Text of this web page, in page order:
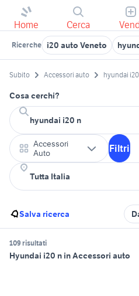
Home Cerca
Ricerche i20 auto Veneto
Subito Accessori auto hyundai
Cosa cerchi?
Accessori
Auto
Filtri
Salva ricerca
109 risultati
Hyundai i20 n in Accessori auto